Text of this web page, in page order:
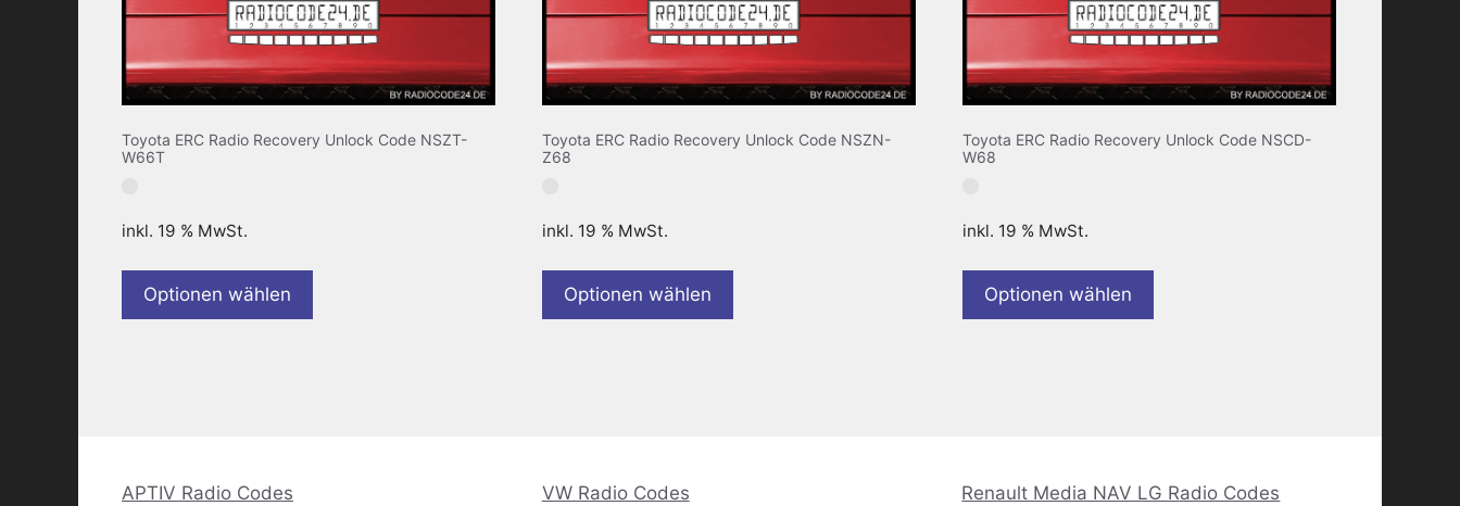
Toyota ERC Radio Recovery Unlock Code NSZT-
W66T
inkl. 19 % MwSt.
Optionen wählen
Toyota ERC Radio Recovery Unlock Code NSZN-
Z68
inkl. 19 % MwSt.
Optionen wählen
Toyota ERC Radio Recovery Unlock Code NSCD-
W68
inkl. 19 % MwSt.
Optionen wählen
APTIV Radio Codes VW Radio Codes Renault Media NAV LG Radio Codes